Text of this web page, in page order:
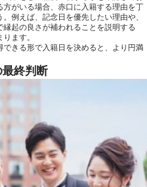
方がいる場合、赤口に入籍する理由を丁
例えば、記念日を優先したい理由や、
起の良さが補われることを説明する
ます。
きる形で入籍日を決めると、より円満
終判断